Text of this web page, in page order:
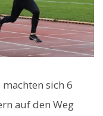
sich 6
auf den Weg